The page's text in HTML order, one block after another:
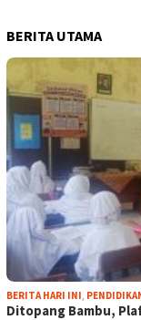
BERITA UTAMA
BERITA HARI INI,
Ditopang Bambu,